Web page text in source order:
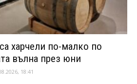
харчели по-малко по
вълна през юни
18:41